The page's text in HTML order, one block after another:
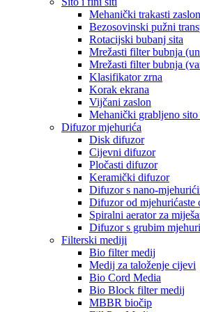
Mehanički trakasti zaslon
Bezosovinski pužni
Rotacijski bubanj sita
Mrežasti filter bubnja
Mrežasti filter bubnja
Klasifikator zrna
Korak ekrana
Vijčani zaslon
Mehanički grabljeno sito
Difuzor mjehurića
Disk difuzor
Cijevni difuzor
Pločasti difuzor
Keramički difuzor
Difuzor s nano-
Difuzor od mjehurićaste
Spiralni aerator za
Difuzor s grubim
Filterski mediji
Bio filter medij
Medij za taloženje cijevi
Bio Cord Media
Bio Block filter medij
MBBR biočip